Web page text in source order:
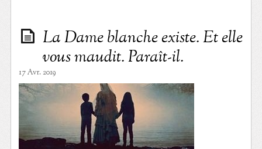
La Dame blanche existe. Et elle
vous maudit. Paraît-il.
17 Avr. 2019